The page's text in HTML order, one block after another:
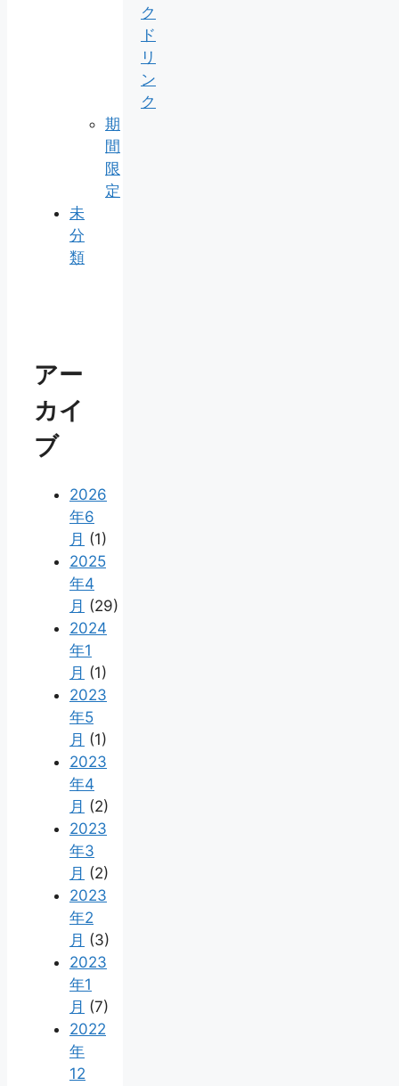
ク
ド
リ
ン
ク
期
間
限
定
未
分
類
アー
カイ
ブ
2026
年6
月 (1)
2025
年4
月 (29)
2024
年1
月 (1)
2023
年5
月 (1)
2023
年4
月 (2)
2023
年3
月 (2)
2023
年2
月 (3)
2023
年1
月 (7)
2022
年
12